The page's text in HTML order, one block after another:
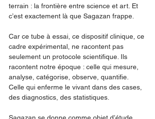
terrain : la frontière entre science et art. Et
c’est exactement là que Sagazan frappe.
Car ce tube à essai, ce dispositif clinique, ce
cadre expérimental, ne racontent pas
seulement un protocole scientifique. Ils
racontent notre époque : celle qui mesure,
analyse, catégorise, observe, quantifie.
Celle qui enferme le vivant dans des cases,
des diagnostics, des statistiques.